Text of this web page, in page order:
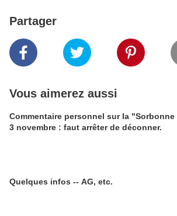
Partager
Vous aimerez aussi
Commentaire personnel sur la
3 novembre : faut arrêter de déconner.
Quelques infos -- AG, etc.